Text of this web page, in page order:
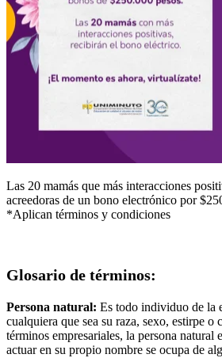
Las 20 mamás que más interacciones
acreedoras de un bono electrónico por
*Aplican términos y condiciones
Glosario de términos:
Persona natural: Es todo individuo de la
cualquiera que sea su raza, sexo, estirpe
términos empresariales, la persona natural
actuar en su propio nombre se ocupa de